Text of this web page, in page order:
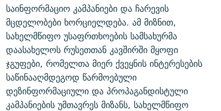
საინფორმაციო კამპანიები და ჩარევის
მცდელობები ხორციელდება. ამ მიზნით,
სახელმწიფო უსაფრთხოების სამსახურმა
დაასახელოს რუსეთთან კავშირში მყოფი
ჯგუფები, რომელთა მიერ ქვეყნის ინტერესების
საწინააღმდეგოდ წარმოებული
დეზინფორმაციული და პროპაგანდისტული
კამპანიების უმთავრეს მიზანს, სახელმწიფო